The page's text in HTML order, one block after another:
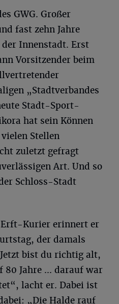
GWG. Großer
fast zehn Jahre
der Innenstadt. Erst
Vorsitzender beim
„Stadtverbandes
Stadt-Sport-
hat sein Können
Stellen
zuletzt gefragt
Art. Und so
Schloss-Stadt
Kurier erinnert er
der damals
bist du richtig alt,
80 Jahre ... darauf war
lacht er. Dabei ist
„Die Halde rauf